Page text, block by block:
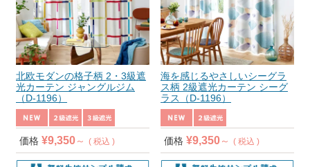
北欧モダンの格子柄 2・3級遮
光カーテン ジャングルジム
（D-1196）
価格 ¥9,350 税込
海を感じるやさしいシーグラ
ス柄 2級遮光カーテン シーグ
ラス（D-1196）
価格 ¥9,350 税込